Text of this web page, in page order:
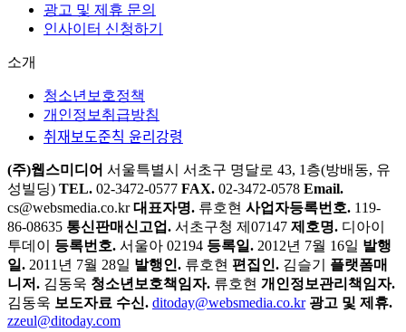
광고 및 제휴 문의
인사이터 신청하기
소개
청소년보호정책
개인정보취급방침
취재보도준칙 윤리강령
(주)웹스미디어 서울특별시 서초구 명달로 43, 1층(방배동, 유
성빌딩) TEL. 02-3472-0577 FAX. 02-3472-0578 Email.
cs@websmedia.co.kr 대표자명. 류호현 사업자등록번호. 119-
86-08635 통신판매신고업. 서초구청 제07147 제호명. 디아이
투데이
등록번호. 서울아 02194 등록일. 2012년 7월 16일 발행
일. 2011년 7월 28일 발행인. 류호현 편집인. 김슬기
플랫폼매
니저. 김동욱 청소년보호책임자. 류호현 개인정보관리책임자.
김동욱 보도자료 수신. ditoday@websmedia.co.kr 광고 및 제휴.
zzeul@ditoday.com